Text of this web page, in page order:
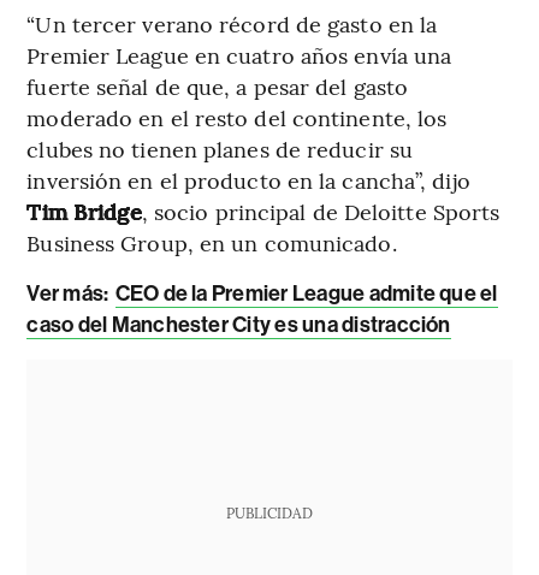
“Un tercer verano récord de gasto en la
Premier League en cuatro años envía una
fuerte señal de que, a pesar del gasto
moderado en el resto del continente, los
clubes no tienen planes de reducir su
inversión en el producto en la cancha”, dijo
Tim Bridge, socio principal de Deloitte Sports
Business Group, en un comunicado.
Ver más: CEO de la Premier League admite que el
caso del Manchester City es una distracción
PUBLICIDAD